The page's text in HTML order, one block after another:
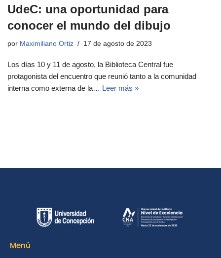
UdeC: una oportunidad para
conocer el mundo del dibujo
por Maximiliano Ortiz 17 de agosto de 2023
Los días 10 y 11 de agosto, la Biblioteca Central fue
protagonista del encuentro que reunió tanto a la comunidad
interna como externa de la… Leer más »
Menú